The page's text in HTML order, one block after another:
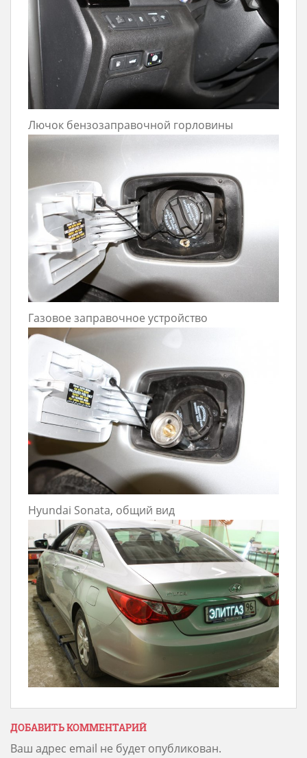
Лючок бензозаправочной горловины
Газовое заправочное устройство
Hyundai Sonata, общий вид
ДОБАВИТЬ КОММЕНТАРИЙ
Ваш адрес email не будет опубликован.